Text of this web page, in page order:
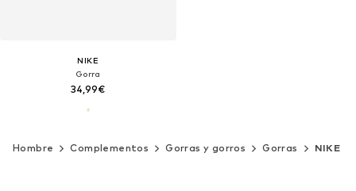
NIKE
Gorra
34,99€
Hombre Complementos Gorras y gorros Gorras NIKE